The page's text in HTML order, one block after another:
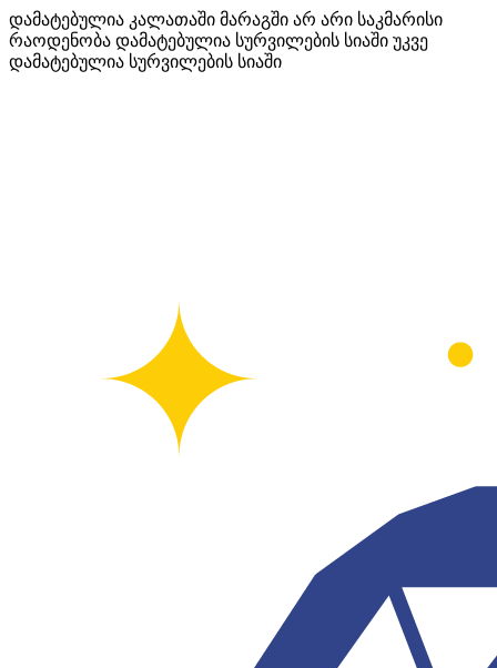
დამატებულია კალათაში მარაგში არ არი საკმარისი
რაოდენობა დამატებულია სურვილების სიაში უკვე
დამატებულია სურვილების სიაში